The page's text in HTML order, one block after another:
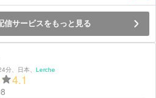
信サービスをもっと見る
分 日本 Lerche
4.1